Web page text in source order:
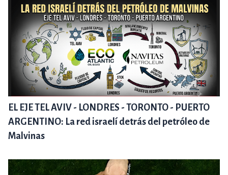
EL EJE TEL AVIV - LONDRES - TORONTO - PUERTO
ARGENTINO: La red israelí detrás del petróleo de
Malvinas